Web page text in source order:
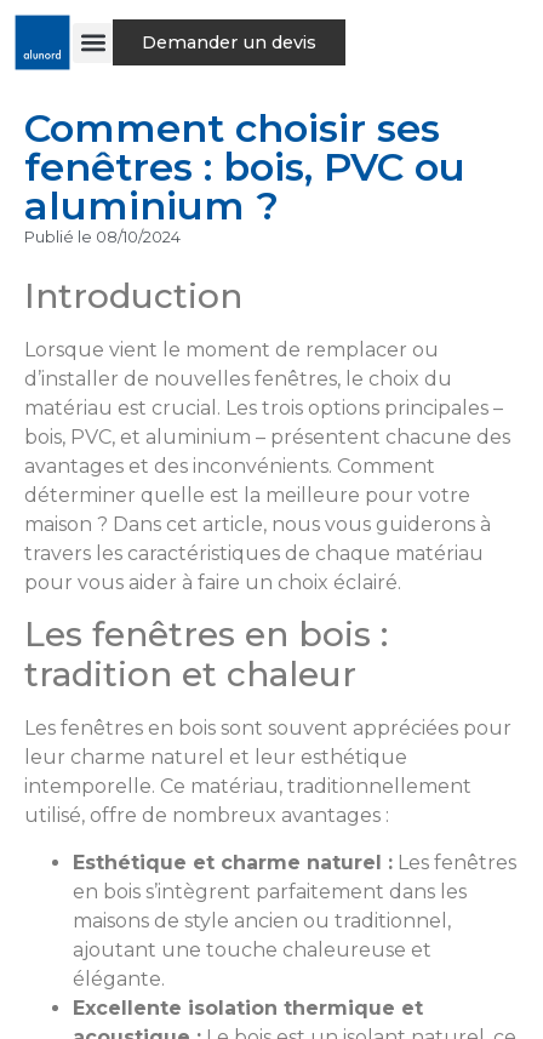
Demander un devis
Comment choisir ses
fenêtres : bois, PVC ou
aluminium ?
Publié le 08/10/2024
Introduction
Lorsque vient le moment de remplacer ou
d’installer de nouvelles fenêtres, le choix du
matériau est crucial. Les trois options principales –
bois, PVC, et aluminium – présentent chacune des
avantages et des inconvénients. Comment
déterminer quelle est la meilleure pour votre
maison ? Dans cet article, nous vous guiderons à
travers les caractéristiques de chaque matériau
pour vous aider à faire un choix éclairé.
Les fenêtres en bois :
tradition et chaleur
Les fenêtres en bois sont souvent appréciées pour
leur charme naturel et leur esthétique
intemporelle. Ce matériau, traditionnellement
utilisé, offre de nombreux avantages :
Esthétique et charme naturel : Les fenêtres
en bois s’intègrent parfaitement dans les
maisons de style ancien ou traditionnel,
ajoutant une touche chaleureuse et
élégante.
Excellente isolation thermique et